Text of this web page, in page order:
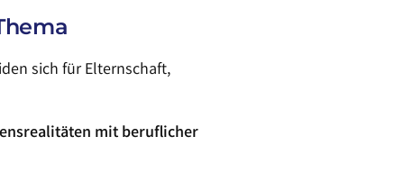
sich für Elternschaft,
mit beruflicher